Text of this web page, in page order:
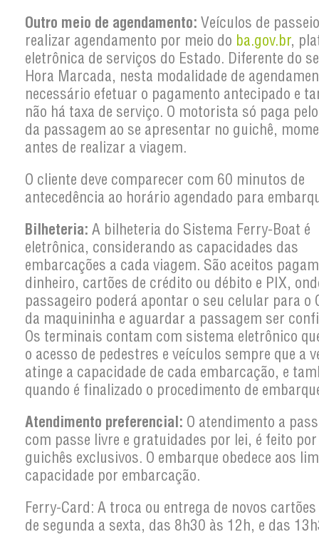
Outro meio de agendamento: Veículos de
realizar agendamento por meio do ba.gov.br,
eletrônica de serviços do Estado. Diferente do
Hora Marcada, nesta modalidade de
necessário efetuar o pagamento antecipado e
não há taxa de serviço. O motorista só paga
da passagem ao se apresentar no guichê,
antes de realizar a viagem.
O cliente deve comparecer com 60 minutos de
antecedência ao horário agendado para
Bilheteria: A bilheteria do Sistema Ferry-Boat é
eletrônica, considerando as capacidades das
embarcações a cada viagem. São aceitos
dinheiro, cartões de crédito ou débito e PIX,
passageiro poderá apontar o seu celular para o
da maquininha e aguardar a passagem ser
Os terminais contam com sistema eletrônico
o acesso de pedestres e veículos sempre que a
atinge a capacidade de cada embarcação, e
quando é finalizado o procedimento de
Atendimento preferencial: O atendimento a
com passe livre e gratuidades por lei, é feito
guichês exclusivos. O embarque obedece aos
capacidade por embarcação.
Ferry-Card: A troca ou entrega de novos
de segunda a sexta, das 8h30 às 12h, e das